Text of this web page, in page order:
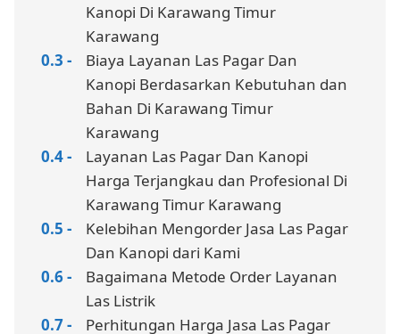
Kanopi Di Karawang Timur
Karawang
Biaya Layanan Las Pagar Dan
Kanopi Berdasarkan Kebutuhan dan
Bahan Di Karawang Timur
Karawang
Layanan Las Pagar Dan Kanopi
Harga Terjangkau dan Profesional Di
Karawang Timur Karawang
Kelebihan Mengorder Jasa Las Pagar
Dan Kanopi dari Kami
Bagaimana Metode Order Layanan
Las Listrik
Perhitungan Harga Jasa Las Pagar